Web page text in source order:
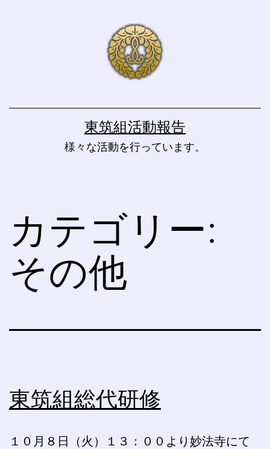
へ
東筑組活動報告
様々な活動を行っています。
カテゴリー:
その他
東筑組総代研修
１０月８日（火）１３：００より妙法寺にて